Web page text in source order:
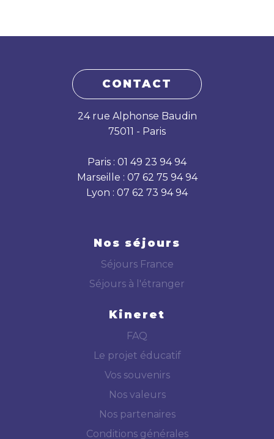
CONTACT
24 rue Alphonse Baudin
75011 - Paris
Paris : 01 49 23 94 94
Marseille : 07 62 75 94 94
Lyon : 07 62 73 94 94
Nos séjours
Séjours France
Séjours à l'étranger
Kineret
FAQ
Le projet éducatif
Vos souvenirs
Nos valeurs
Nos partenaires
Conditions générales